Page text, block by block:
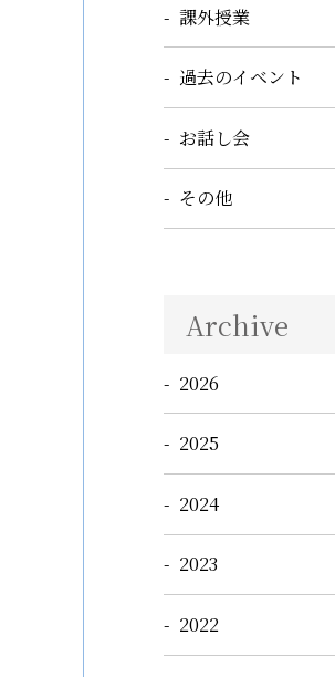
課外授業
過去のイベント
お話し会
その他
Archive
2026
2025
2024
2023
2022